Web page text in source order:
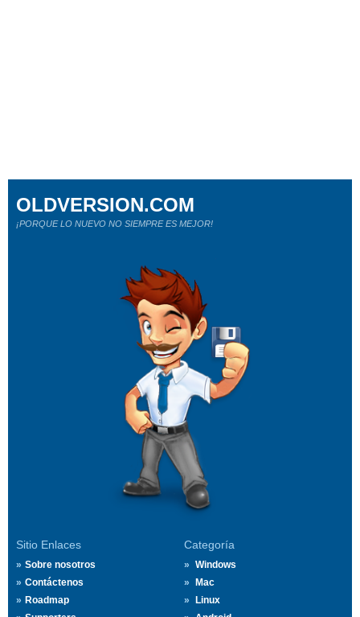
Sitio Enlaces
Sobre nosotros
Contáctenos
Roadmap
Categoría
Windows
Mac
Linux
OLDVERSION.COM
¡PORQUE LO NUEVO NO SIEMPRE ES MEJOR!